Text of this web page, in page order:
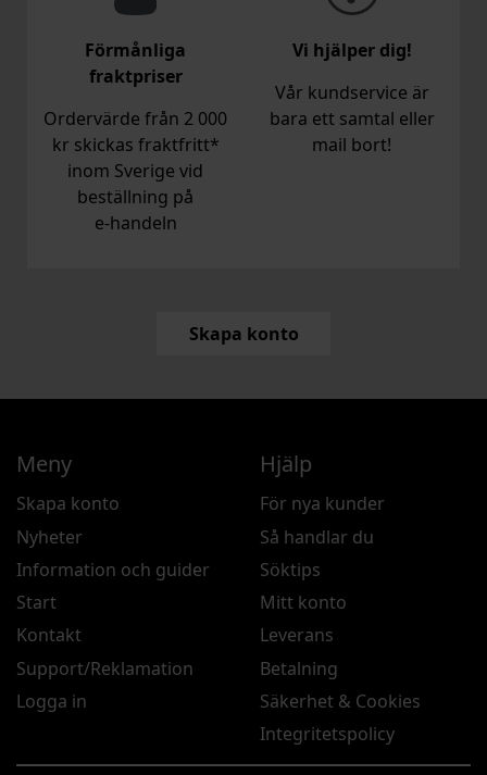
Förmånliga
fraktpriser
Ordervärde från 2 000
kr skickas fraktfritt*
inom Sverige vid
beställning på
e‑handeln
Vi hjälper dig!
Vår kundservice är
bara ett samtal eller
mail bort!
Skapa konto
Meny
Skapa konto
Nyheter
Information och guider
Start
Kontakt
Support/Reklamation
Logga in
Hjälp
För nya kunder
Så handlar du
Söktips
Mitt konto
Leverans
Betalning
Säkerhet & Cookies
Integritetspolicy